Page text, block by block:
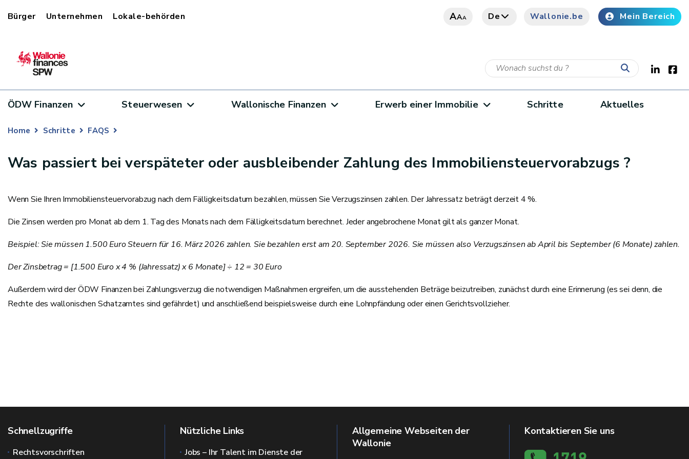
Bürger Unternehmen Lokale-behörden AAA De Wallonie.be Mein Bereich
ÖDW Finanzen Steuerwesen Wallonische Finanzen Erwerb einer Immobilie Schritte Aktuelles
Home Schritte FAQS
Was passiert bei verspäteter oder ausbleibender Zahlung des Immobiliensteuervorabzugs ?
Wenn Sie Ihren Immobiliensteuervorabzug nach dem Fälligkeitsdatum bezahlen, müssen Sie Verzugszinsen zahlen. Der Jahressatz beträgt derzeit 4 %.
Die Zinsen werden pro Monat ab dem 1. Tag des Monats nach dem Fälligkeitsdatum berechnet. Jeder angebrochene Monat gilt als ganzer Monat.
Beispiel: Sie müssen 1.500 Euro Steuern für 16. März 2026 zahlen. Sie bezahlen erst am 20. September 2026. Sie müssen also Verzugszinsen ab April bis September (6 Monate) zahlen.
Der Zinsbetrag = [1.500 Euro x 4 % (Jahressatz) x 6 Monate] ÷ 12 = 30 Euro
Außerdem wird der ÖDW Finanzen bei Zahlungsverzug die notwendigen Maßnahmen ergreifen, um die ausstehenden Beträge beizutreiben, zunächst durch eine Erinnerung (es sei denn, die
Rechte des wallonischen Schatzamtes sind gefährdet) und anschließend beispielsweise durch eine Lohnpfändung oder einen Gerichtsvollzieher.
Schnellzugriffe
Rechtsvorschriften
Nützliche Links
Jobs – Ihr Talent im Dienste der
Allgemeine Webseiten der
Wallonie
Kontaktieren Sie uns